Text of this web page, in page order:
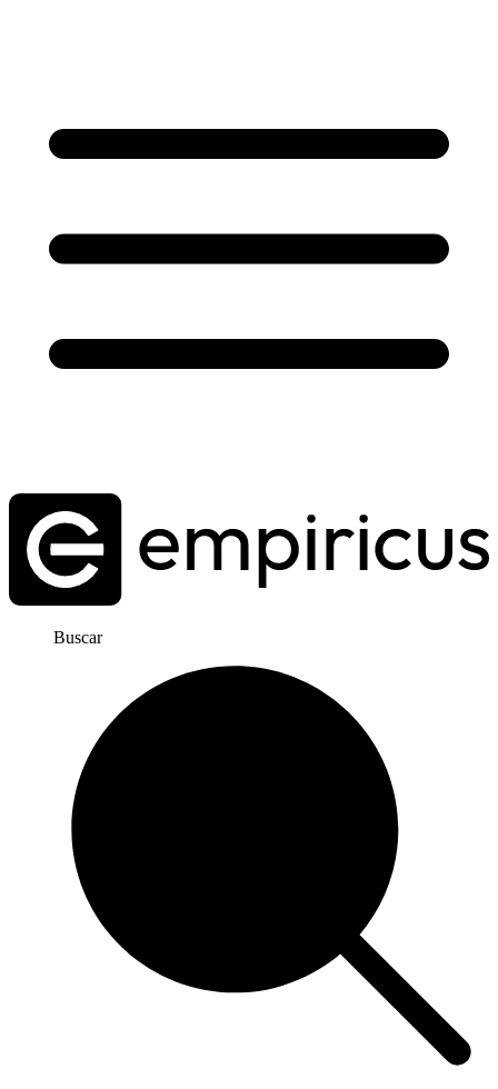
Buscar